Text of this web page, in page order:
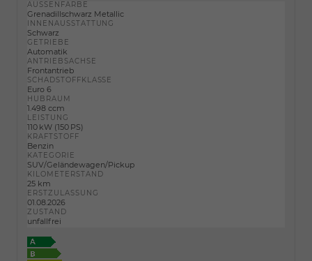
AUSSENFARBE
Grenadillschwarz Metallic
INNENAUSSTATTUNG
Schwarz
GETRIEBE
Automatik
ANTRIEBSACHSE
Frontantrieb
SCHADSTOFFKLASSE
Euro 6
HUBRAUM
1.498 ccm
LEISTUNG
110 kW (150 PS)
KRAFTSTOFF
Benzin
KATEGORIE
SUV/Geländewagen/Pickup
KILOMETERSTAND
25 km
ERSTZULASSUNG
01.08.2026
ZUSTAND
unfallfrei